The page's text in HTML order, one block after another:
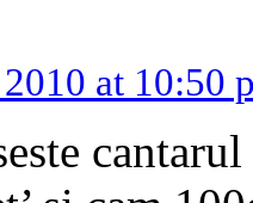
at 10:50